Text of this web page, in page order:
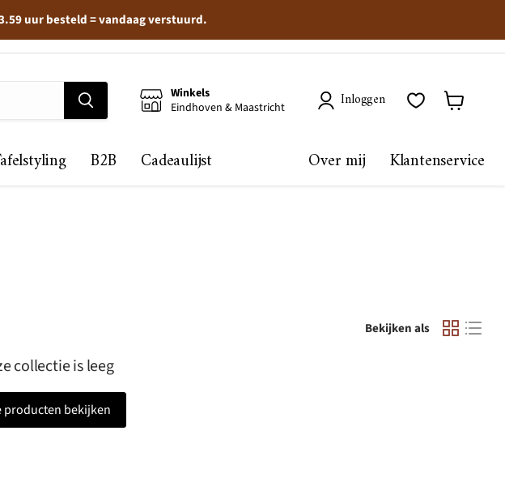
uur besteld = vandaag verstuurd.
Winkels
Eindhoven & Maastricht
Inloggen
B2B Cadeaulijst Over mij Klantenservice
Bekijken als
collectie is leeg
producten bekijken